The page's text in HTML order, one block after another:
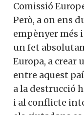
Comissió
Però, a on ens
empènyer més
un fet
Europa, a
entre aquest
a la destrucció
i al conflicte